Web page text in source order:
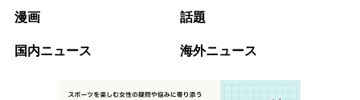
漫画 話題
国内ニュース 海外ニュース